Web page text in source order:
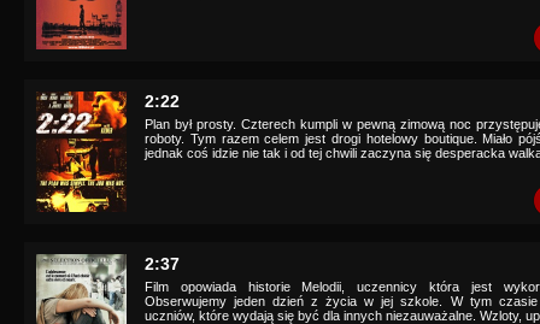
2:22
Plan był prosty. Czterech kumpli w pewną zimową noc
roboty. Tym razem celem jest drogi hotelowy boutique. Miało
jednak coś idzie nie tak i od tej chwili zaczyna się desperacka
2:37
Film opowiada historie Melodii, uczennicy która jest
Obserwujemy jeden dzień z życia w jej szkole. W tym
uczniów, które wydają się być dla innych niezauważalne. Wzloty,